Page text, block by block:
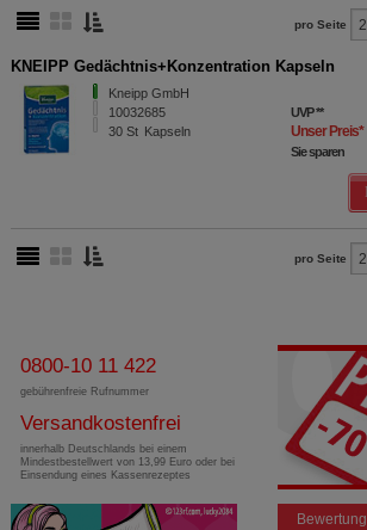
pro Seite
KNEIPP Gedächtnis+Konzentration Kapseln
Kneipp GmbH
10032685
30 St Kapseln
UVP**
Unser Preis*
Sie sparen
pro Seite
0800-10 11 422
gebührenfreie Rufnummer
Versandkostenfrei
innerhalb Deutschlands bei einem
Mindestbestellwert von 13,99 Euro oder bei
Einsendung eines Kassenrezeptes
Bewertung